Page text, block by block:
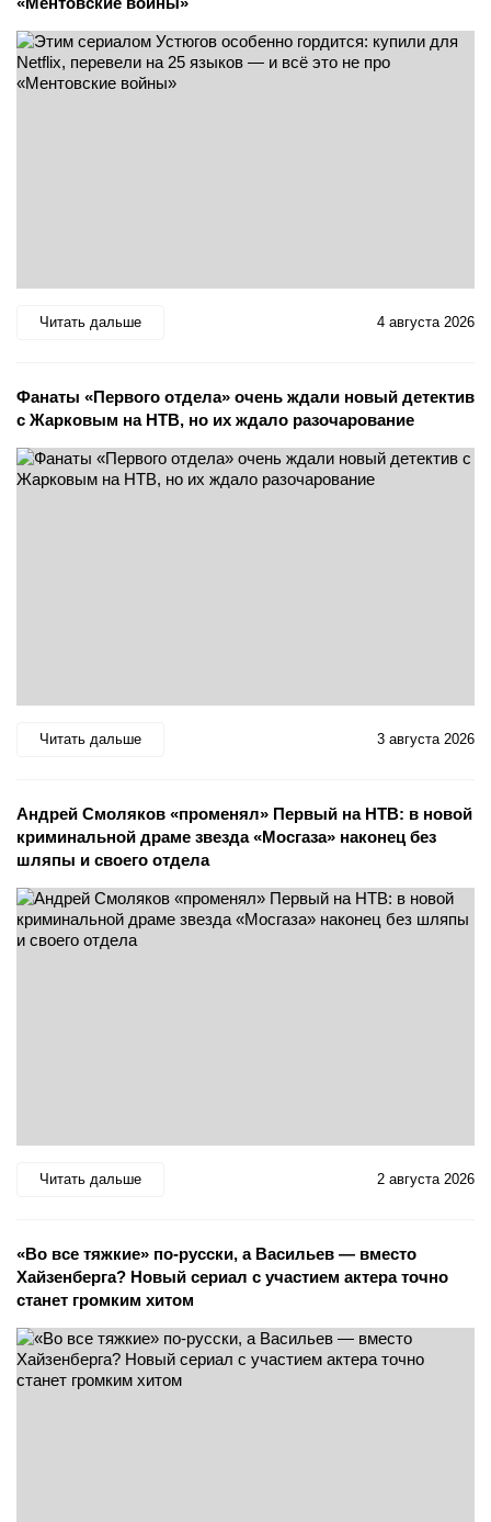
Читать дальше 4 августа 2026
Фанаты «Первого отдела» очень ждали новый детектив
с Жарковым на НТВ, но их ждало разочарование
Читать дальше 3 августа 2026
Андрей Смоляков «променял» Первый на НТВ: в новой
криминальной драме звезда «Мосгаза» наконец без
шляпы и своего отдела
Читать дальше 2 августа 2026
«Во все тяжкие» по-русски, а Васильев — вместо
Хайзенберга? Новый сериал с участием актера точно
станет громким хитом